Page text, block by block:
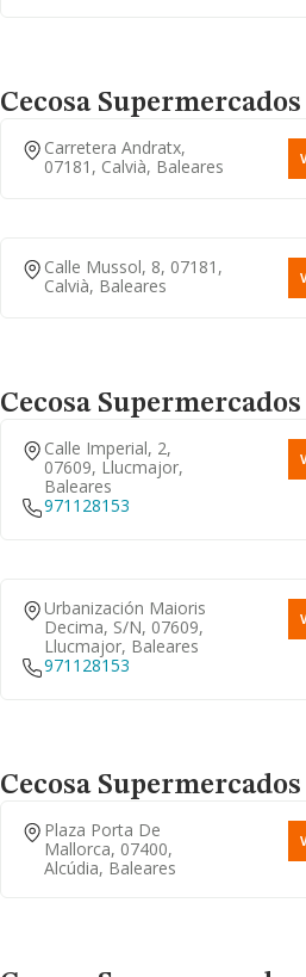
Cecosa
Carretera Andratx,
07181, Calvià, Baleares
Calle Mussol, 8, 07181,
Calvià, Baleares
Cecosa
Calle Imperial, 2,
07609, Llucmajor,
Baleares
971128153
Urbanización Maioris
Decima, S/n, 07609,
Llucmajor, Baleares
971128153
Cecosa
Plaza Porta De
Mallorca, 07400,
Alcúdia, Baleares